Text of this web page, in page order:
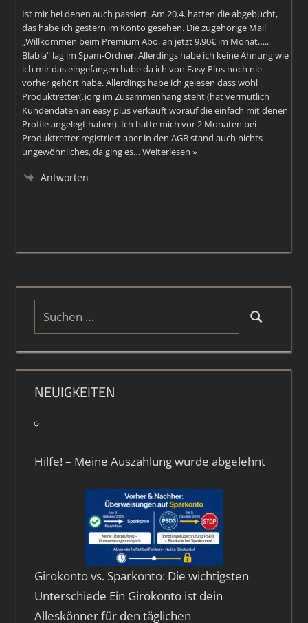
Ist mir bei denen auch passiert. Am 20.4. hatten die abgebucht,
das habe ich gestern im Konto gesehen. Die zugehörige Mail
„Willkommen beim Premium Abo, an jetzt 9,90€ im Monat…..
Blabla“ lag im Spam-Ordner. Allerdings habe ich keine Ahnung wie
ich mir das eingefangen habe da ich von Easy Plus noch nie
vorher gehört habe. Allerdings habe ich gelesen dass wohl
Produktretter(.)org im Zusammenhang steht (hat vermutlich
Kundendaten an easy plus verkauft worauf die einfach mit denen
Profile angelegt haben). Ich hatte mich vor 2 Monaten bei
Produktretter registriert aber in den AGB stand auch nichts
ungewöhnliches, da ging es… Weiterlesen »
Antworten
Suchen
nach:
Suchen
NEUIGKEITEN
Hilfe! – Meine Auszahlung wurde abgelehnt
Girokonto vs. Sparkonto: Die wichtigsten
Unterschiede Ein Girokonto ist dein
Alleskönner für den täglichen